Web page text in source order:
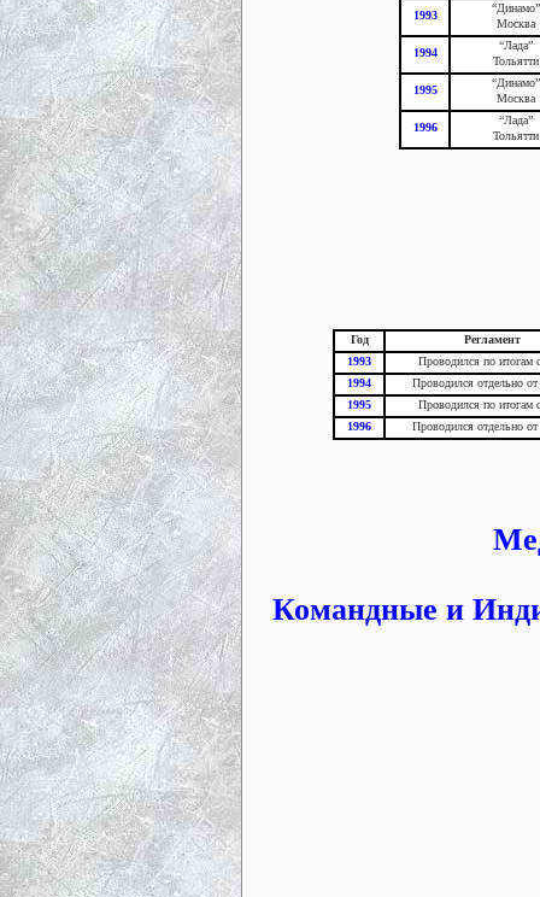
1993
“Динамо”
Москва
1994
“Лада”
Тольятти
1995
“Динамо”
Москва
1996
“Лада”
Тольятти
Год
Регламент
1993
Проводился по итогам
1994
Проводился отдельно от
1995
Проводился по итогам
1996
Проводился отдельно от
Командные и